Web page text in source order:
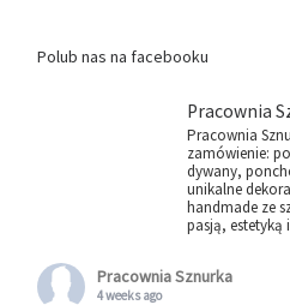
Polub nas na facebooku
Pracownia
Pracownia
zamówienie:
dywany,
unikalne
handmade ze
pasją, estetyką
Pracownia Sznurka
4 weeks ago